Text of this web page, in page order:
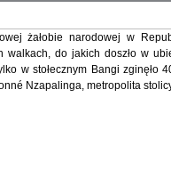
żałobie narodowej w
walkach, do jakich doszło w
w stołecznym Bangi zginęło
Nzapalinga, metropolita